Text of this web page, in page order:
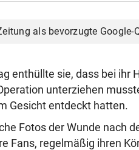
als bevorzugte Google-
enthüllte sie, dass bei ihr
unterziehen
Gesicht entdeckt hatten.
Fotos der Wunde nach
Fans, regelmäßig ihren